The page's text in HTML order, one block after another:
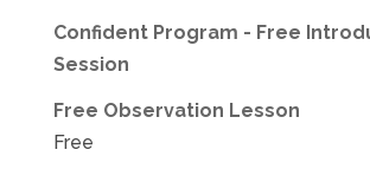
Confident Program - Free
Session
Free Observation Lesson
Free